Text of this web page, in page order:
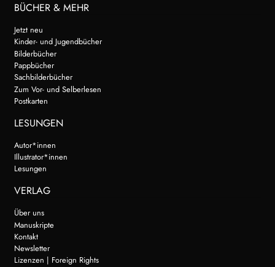
BÜCHER & MEHR
Jetzt neu
Kinder- und Jugendbücher
Bilderbücher
Pappbücher
Sachbilderbücher
Zum Vor- und Selberlesen
Postkarten
LESUNGEN
Autor*innen
Illustrator*innen
Lesungen
VERLAG
Über uns
Manuskripte
Kontakt
Newsletter
Lizenzen | Foreign Rights